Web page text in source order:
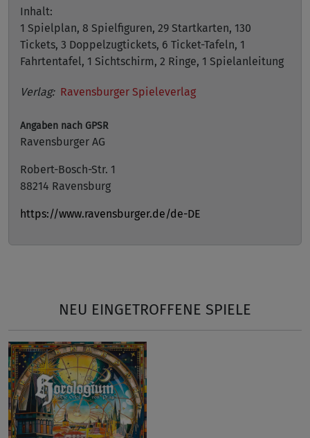
Inhalt:
1 Spielplan, 8 Spielfiguren, 29 Startkarten, 130
Tickets, 3 Doppelzugtickets, 6 Ticket-Tafeln, 1
Fahrtentafel, 1 Sichtschirm, 2 Ringe, 1 Spielanleitung
Verlag: Ravensburger Spieleverlag
Angaben nach GPSR
Ravensburger AG
Robert-Bosch-Str. 1
88214 Ravensburg
https://www.ravensburger.de/de-DE
NEU EINGETROFFENE SPIELE